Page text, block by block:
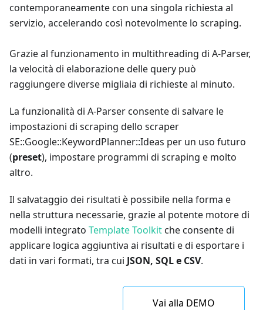
contemporaneamente con una singola richiesta al
servizio, accelerando così notevolmente lo scraping.
Grazie al funzionamento in multithreading di A-Parser,
la velocità di elaborazione delle query può
raggiungere diverse migliaia di richieste al minuto.
La funzionalità di A-Parser consente di salvare le
impostazioni di scraping dello scraper
SE::Google::KeywordPlanner::Ideas per un uso futuro
(preset), impostare programmi di scraping e molto
altro.
Il salvataggio dei risultati è possibile nella forma e
nella struttura necessarie, grazie al potente motore di
modelli integrato Template Toolkitche consente di
applicare logica aggiuntiva ai risultati e di esportare i
dati in vari formati, tra cui JSON, SQL e CSV.
Vai alla DEMO